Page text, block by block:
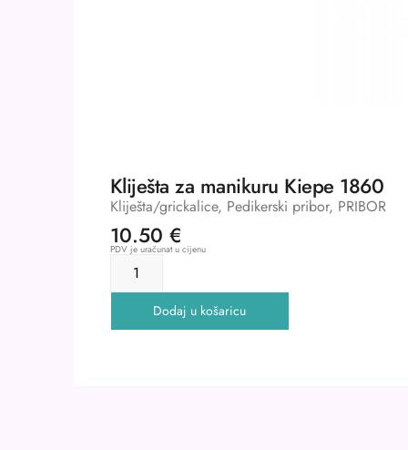
Kliješta za manikuru Kiepe 1860
Kliješta/grickalice, Pedikerski pribor, PRIBOR
10.50 €
PDV je uračunat u cijenu
Dodaj u košaricu